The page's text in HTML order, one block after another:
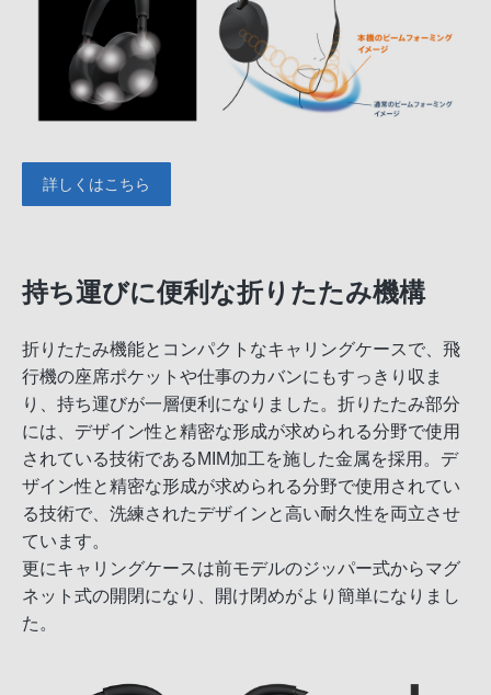
詳しくはこちら
持ち運びに便利な折りたたみ機構
折りたたみ機能とコンパクトなキャリングケースで、飛
行機の座席ポケットや仕事のカバンにもすっきり収ま
り、持ち運びが一層便利になりました。折りたたみ部分
には、デザイン性と精密な形成が求められる分野で使用
されている技術であるMIM加工を施した金属を採用。デ
ザイン性と精密な形成が求められる分野で使用されてい
る技術で、洗練されたデザインと高い耐久性を両立させ
ています。
更にキャリングケースは前モデルのジッパー式からマグ
ネット式の開閉になり、開け閉めがより簡単になりまし
た。